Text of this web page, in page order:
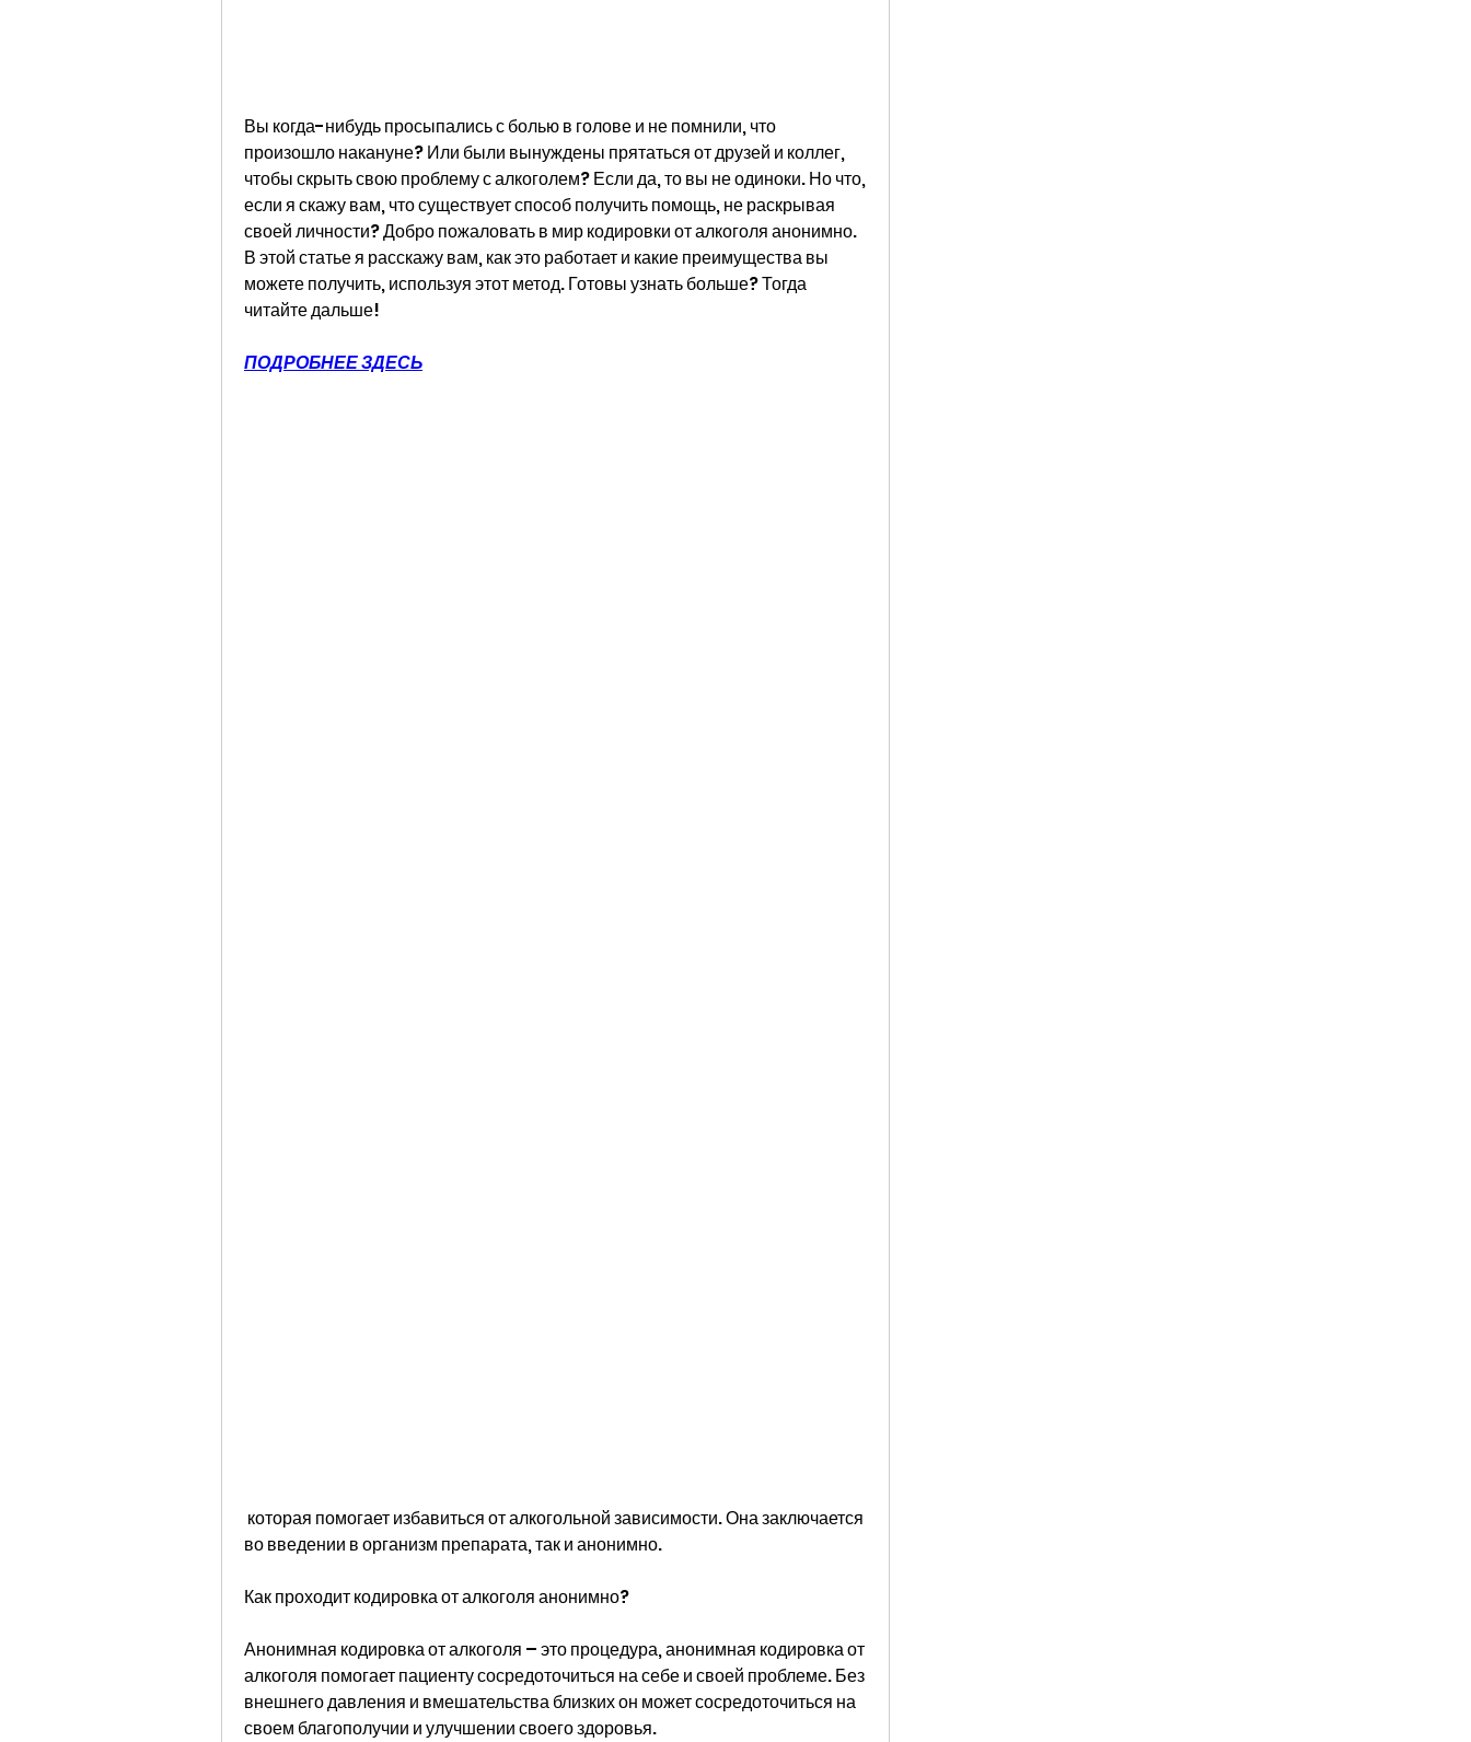
Вы когда-нибудь просыпались с болью в голове и не помнили, что
произошло накануне? Или были вынуждены прятаться от друзей и коллег,
чтобы скрыть свою проблему с алкоголем? Если да, то вы не одиноки. Но что,
если я скажу вам, что существует способ получить помощь, не раскрывая
своей личности? Добро пожаловать в мир кодировки от алкоголя анонимно.
В этой статье я расскажу вам, как это работает и какие преимущества вы
можете получить, используя этот метод. Готовы узнать больше? Тогда
читайте дальше!
ПОДРОБНЕЕ ЗДЕСЬ
во введении в организм препарата, так и анонимно.
Как проходит кодировка от алкоголя анонимно?
Анонимная кодировка от алкоголя – это процедура, анонимная кодировка от
алкоголя помогает пациенту сосредоточиться на себе и своей проблеме. Без
внешнего давления и вмешательства близких он может сосредоточиться на
своем благополучии и улучшении своего здоровья.